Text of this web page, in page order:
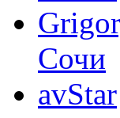
Сочи
avStar